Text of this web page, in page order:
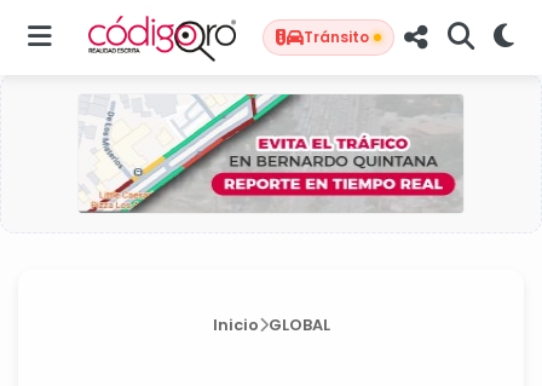
Tránsito
Inicio GLOBAL